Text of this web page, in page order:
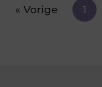
« Vorige 1